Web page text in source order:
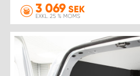
3 069 SEK
EXKL. 25 % MOMS